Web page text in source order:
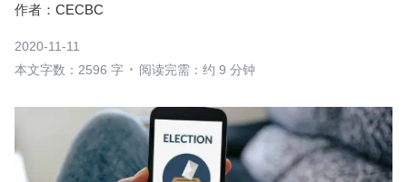
作者： CECBC
2020-11-11
本文字数：2596 字
阅读完需：约 9 分钟